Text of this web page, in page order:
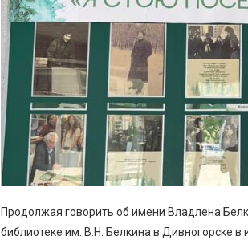
Продолжая говорить об имени Владлена
библиотеке им. В.Н. Белкина в Дивногорске